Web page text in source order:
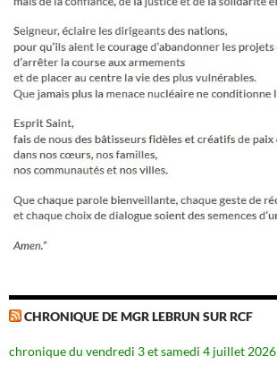
CHRONIQUE DE MGR LEBRUN SUR RCF
chronique du vendredi 3 et samedi 4 juillet 2026